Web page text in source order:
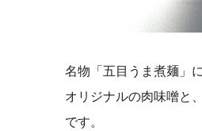
名物「五目うま煮麺」
オリジナルの肉味噌と
です。